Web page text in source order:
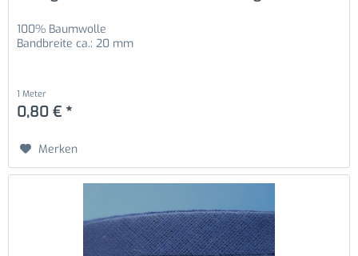
100% Baumwolle
Bandbreite ca.: 20 mm
1 Meter
0,80 € *
Merken